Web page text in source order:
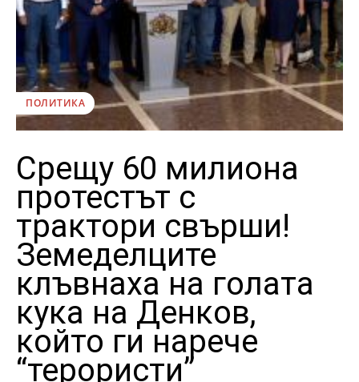
ПОЛИТИКА
Срещу 60 милиона
протестът с
трактори свърши!
Земеделците
клъвнаха на голата
кука на Денков,
който ги нарече
“терористи”